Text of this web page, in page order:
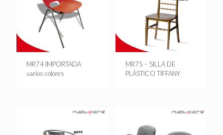
MR74 IMPORTADA
varios colores
MR75 – SILLA DE
PLÁSTICO TIFFANY